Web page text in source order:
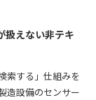
扱えない非テキ
索する」仕組みを
造設備のセンサー